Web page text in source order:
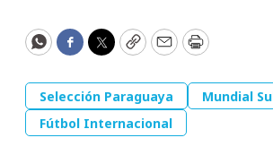
WhatsApp
Facebook
Twitter
CopyEmailPrint
Selección Paraguaya
Mundial
Fútbol Internacional